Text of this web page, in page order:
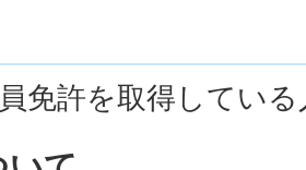
免許を取得している